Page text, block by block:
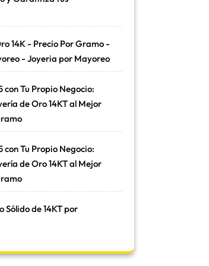
14K - Precio Por Gramo -
- Joyeria por Mayoreo
con Tu Propio Negocio:
de Oro 14KT al Mejor
con Tu Propio Negocio:
de Oro 14KT al Mejor
Sólido de 14KT por